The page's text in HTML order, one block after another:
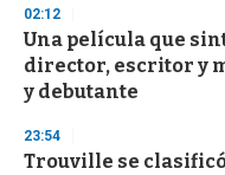
s
e
c
o
n
d
02:12
Una película que
director, escritor y
y debutante
23:54
Trouville se